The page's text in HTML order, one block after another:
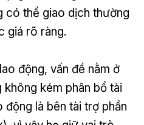
có thể giao dịch thường
giá rõ ràng.
động, vấn đề nằm ở
kém phân bổ tài
là bên tài trợ phần